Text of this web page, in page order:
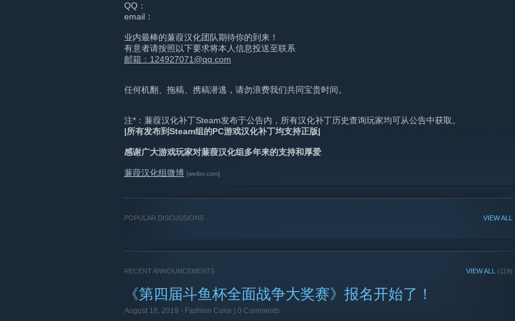
QQ：
email：
业内最棒的蒹葭汉化团队期待你的到来！
有意者请按照以下要求将本人信息投送至联系
邮箱：124927071@qq.com
任何机翻、拖稿、携稿潜逃，请勿浪费我们共同宝贵时间。
注*：蒹葭汉化补丁Steam发布于公告内，所有汉化补丁历史查询玩家均可从公告中获取。
|所有发布到Steam组的PC游戏汉化补丁均支持正版|
感谢广大游戏玩家对蒹葭汉化组多年来的支持和厚爱
蒹葭汉化组微博 [weibo.com]
VIEW ALL
POPULAR DISCUSSIONS
VIEW ALL (119)
RECENT ANNOUNCEMENTS
《第四届斗鱼杯全面战争大奖赛》报名开始了！
August 18, 2019 - Fashion Color | 0 Comments